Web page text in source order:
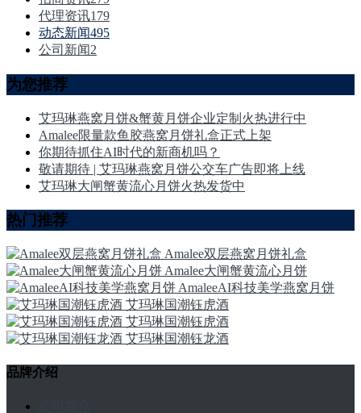
代理资讯179
动态新闻495
公司新闻2
为您推荐
艾玛琳燕窝月饼&蟹黄月饼企业定制火热进行中
Amalee限量款鱼胶燕窝月饼礼盒正式上架
你期待抓住AI时代的新商机吗？
敬请期待 | 艾玛琳燕窝月饼公交车广告即将上线
艾玛琳大闸蟹黄流心月饼火热发货中
热门推荐
Amalee双层燕窝月饼礼盒
Amalee大闸蟹黄流心月饼
AmaleeAI科技美学燕窝月饼
艾玛琳国潮钰虎酒
艾玛琳国潮钰虎酒
艾玛琳国潮钰龙酒
品牌介绍